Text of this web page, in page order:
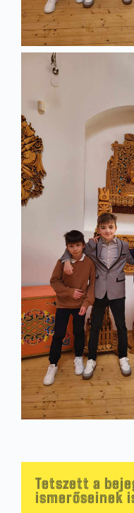
Tetszett a
ismerőseinek